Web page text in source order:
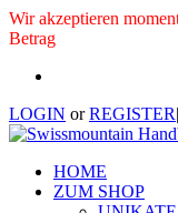
Wir akzeptieren
Betrag
LOGIN orREGISTER|
HOME
ZUM SHOP